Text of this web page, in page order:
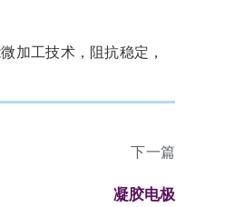
加工技术，阻抗稳定，
下一篇
凝胶电极